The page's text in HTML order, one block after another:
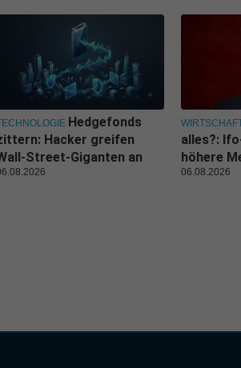
Hedgefonds
Hacker greifen
Street-Giganten an
alles?:
höhere
06.08.2026